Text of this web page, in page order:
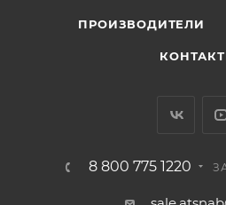
ПРОИЗВОДИТЕЛИ
8 800 775 1220